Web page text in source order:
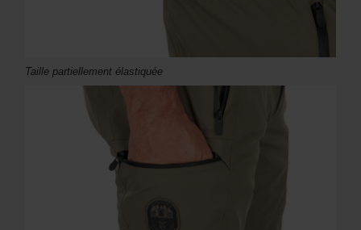
Taille partiellement élastiquée